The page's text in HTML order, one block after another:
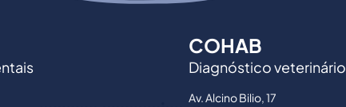
COHAB
Diagnóstico veterinário
Av. Alcino Bilio, 17